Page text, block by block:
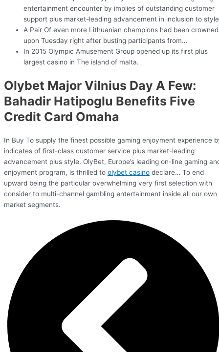
entertainment encounter by implies of outstanding customer
support plus market-leading advancement in inclusion to
A Pair Of even more Lithuanian champions had been crowned
upon Tuesday right after busting participants from…
In 2015 Olympic Amusement Group opened up its first plus
largest casino in The island of malta.
Olybet Major Vilnius Day A Few:
Bahadir Hatipoglu Benefits Five
Credit Card Omaha
In Buy To supply the finest possible gaming enjoyment experience
indicates of first-class customer service plus market-leading
advancement plus style. OlyBet, Europe’s leading on-line gaming
enjoyment program, is thrilled to olybet casino declare… To end
upward being the particular overwhelming very first selection with
consider to multi-channel gambling entertainment inside all our own
market segments.